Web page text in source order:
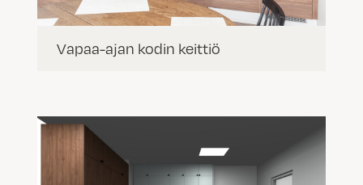
Vapaa-ajan kodin keittiö